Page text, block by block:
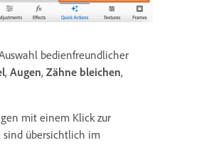
bedienfreundlicher
, Augen, Zähne bleichen,
mit einem Klick zur
sind übersichtlich im